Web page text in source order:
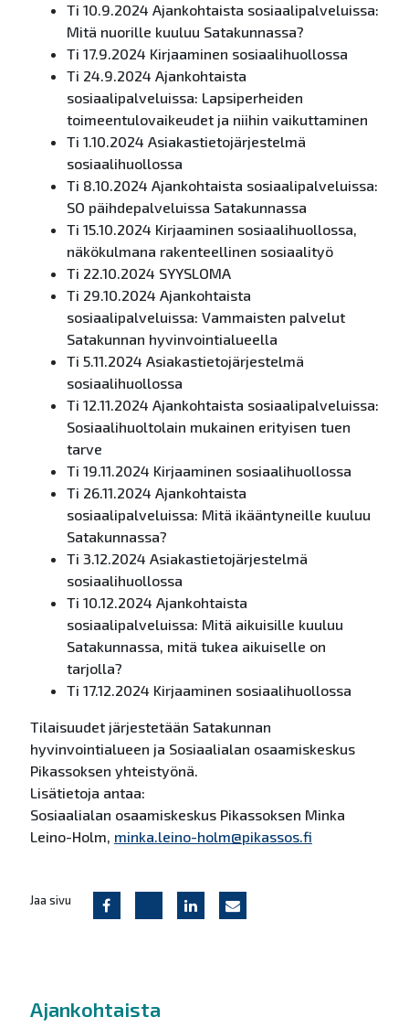
Ti 10.9.2024 Ajankohtaista sosiaalipalveluissa:
Mitä nuorille kuuluu Satakunnassa?
Ti 17.9.2024 Kirjaaminen sosiaalihuollossa
Ti 24.9.2024 Ajankohtaista
sosiaalipalveluissa: Lapsiperheiden
toimeentulovaikeudet ja niihin vaikuttaminen
Ti 1.10.2024 Asiakastietojärjestelmä
sosiaalihuollossa
Ti 8.10.2024 Ajankohtaista sosiaalipalveluissa:
SO päihdepalveluissa Satakunnassa
Ti 15.10.2024 Kirjaaminen sosiaalihuollossa,
näkökulmana rakenteellinen sosiaalityö
Ti 22.10.2024 SYYSLOMA
Ti 29.10.2024 Ajankohtaista
sosiaalipalveluissa: Vammaisten palvelut
Satakunnan hyvinvointialueella
Ti 5.11.2024 Asiakastietojärjestelmä
sosiaalihuollossa
Ti 12.11.2024 Ajankohtaista sosiaalipalveluissa:
Sosiaalihuoltolain mukainen erityisen tuen
tarve
Ti 19.11.2024 Kirjaaminen sosiaalihuollossa
Ti 26.11.2024 Ajankohtaista
sosiaalipalveluissa: Mitä ikääntyneille kuuluu
Satakunnassa?
Ti 3.12.2024 Asiakastietojärjestelmä
sosiaalihuollossa
Ti 10.12.2024 Ajankohtaista
sosiaalipalveluissa: Mitä aikuisille kuuluu
Satakunnassa, mitä tukea aikuiselle on
tarjolla?
Ti 17.12.2024 Kirjaaminen sosiaalihuollossa
Tilaisuudet järjestetään Satakunnan
hyvinvointialueen ja Sosiaalialan osaamiskeskus
Pikassoksen yhteistyönä.
Lisätietoja antaa:
Sosiaalialan osaamiskeskus Pikassoksen Minka
Leino-Holm, minka.leino-holm@pikassos.fi
Jaa sivu
Ajankohtaista